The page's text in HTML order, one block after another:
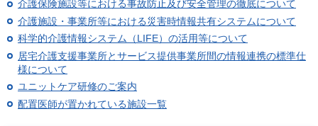
介護保険施設等における事故防止及び安全管理の徹底について
介護施設・事業所等における災害時情報共有システムについて
科学的介護情報システム（LIFE）の活用等について
居宅介護支援事業所とサービス提供事業所間の情報連携の標準仕
様について
ユニットケア研修のご案内
配置医師が置かれている施設一覧